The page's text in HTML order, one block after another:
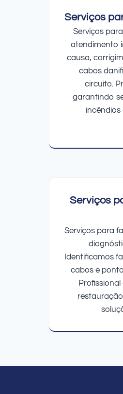
Serviços
Serviços
atendimento
causa,
cabos
circuito.
garantindo
incêndios
Serviços
Serviços para
Identificamos
cabos e